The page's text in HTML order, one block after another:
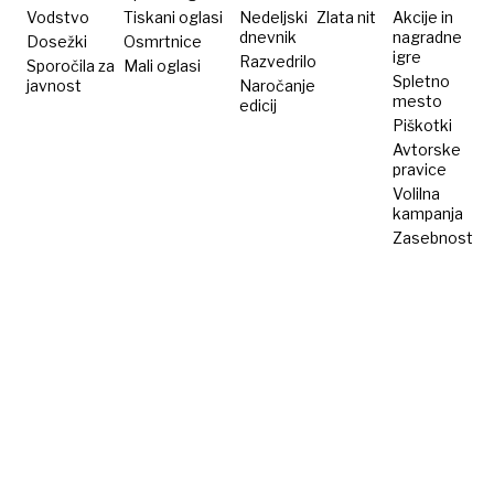
Vodstvo
Dosežki
Sporočila za
javnost
Tiskani oglasi
Osmrtnice
Mali oglasi
Nedeljski
dnevnik
Razvedrilo
Naročanje
edicij
Zlata nit
Akcije in
nagradne
igre
Spletno
mesto
Piškotki
Avtorske
pravice
Volilna
kampanja
Zasebnost